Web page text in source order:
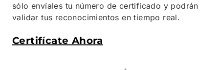
sólo envíales tu número de certificado y podrán
validar tus reconocimientos en tiempo real.
Certifícate Ahora